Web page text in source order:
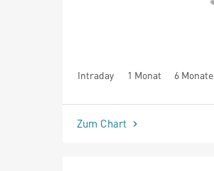
Intraday 1 Monat 6 Monate
seit Beginn
Zum Chart